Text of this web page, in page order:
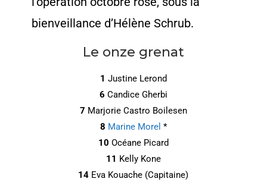
bienveillance d’Hélène Schrub.
Le onze grenat
1 Justine Lerond
6 Candice Gherbi
7 Marjorie Castro Boilesen
8 Marine Morel *
10 Océane Picard
11 Kelly Kone
14 Eva Kouache (Capitaine)